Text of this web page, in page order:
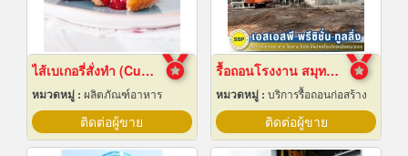
ไส้เบเกอรี่สั่งทำ (Custom bakery fillings)
หมวดหมู่ : ผลิตภัณฑ์อาหาร
ติดต่อผู้ขาย
รื้อถอนโรงงาน สมุทรปราการ
หมวดหมู่ : บริการรื้อถอนก่อสร้าง
ติดต่อผู้ขาย